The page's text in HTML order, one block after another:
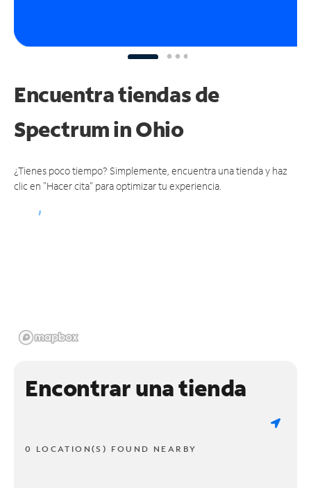
Encuentra tiendas de
Spectrumin Ohio
¿Tienes poco tiempo? Simplemente, encuentra una tienda y haz
clic en "Hacer cita" para optimizar tu experiencia.
Encontrar una tienda
0 LOCATION(S) FOUND NEARBY